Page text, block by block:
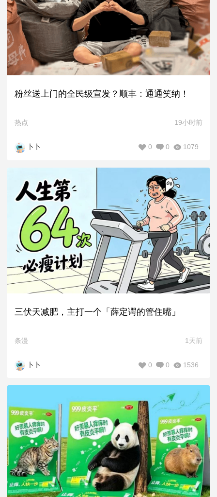
粉丝送上门的全民级宣发？顺丰：通通笑纳！
热点 19小时前
卜卜 1079
0
0
三伏天减肥，主打一个「薛定谔的管住嘴」
条漫 1天前
卜卜 1536
0
0